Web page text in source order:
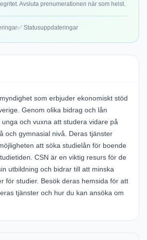
Avsluta prenumerationen när som helst.
✅ Statusuppdateringar
som erbjuder ekonomiskt stöd
Genom olika bidrag och lån
unga och vuxna att studera vidare på
och gymnasial nivå. Deras tjänster
att söka studielån för boende
CSN är en viktig resurs för de
utbildning och bidrar till att minska
för studier. Besök deras hemsida för att
tjänster och hur du kan ansöka om